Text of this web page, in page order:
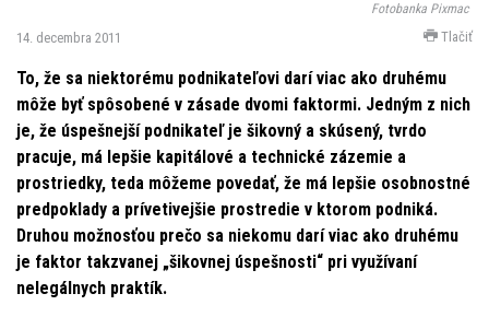
Fotobanka Pixmac
14. decembra 2011 Tlačiť
To, že sa niektorému podnikateľovi darí viac ako druhému
môže byť spôsobené v zásade dvomi faktormi. Jedným z nich
je, že úspešnejší podnikateľ je šikovný a skúsený, tvrdo
pracuje, má lepšie kapitálové a technické zázemie a
prostriedky, teda môžeme povedať, že má lepšie osobnostné
predpoklady a prívetivejšie prostredie v ktorom podniká.
Druhou možnosťou prečo sa niekomu darí viac ako druhému
je faktor takzvanej „šikovnej úspešnosti“ pri využívaní
nelegálnych praktík.